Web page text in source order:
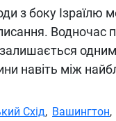
з боку
Водночас
одним
навіть між
Схід, Вашингтон,